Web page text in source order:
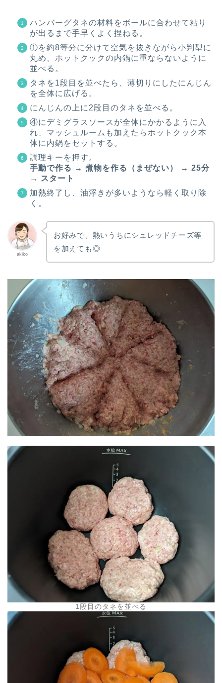
ハンバーグタネの材料をボールに合わせて粘り
が出るまで手早くよく捏ねる。
①を約8等分に分けて空気を抜きながら小判型に
丸め、ホットクックの内鍋に重ならないように
並べる。
タネを1段目を並べたら、薄切りにしたにんじん
を全体に広げる。
にんじんの上に2段目のタネを並べる。
④にデミグラスソースが全体にかかるように入
れ、マッシュルームも加えたらホットクック本
体に内鍋をセットする。
調理キーを押す。
手動で作る → 煮物を作る（まぜない） → 25分
→ スタート
加熱終了し、油浮きが多いようなら軽く取り除
く。
akiko
お好みで、熱いうちにシュレッドチーズ等
を加えても◎
1段目のタネを並べる